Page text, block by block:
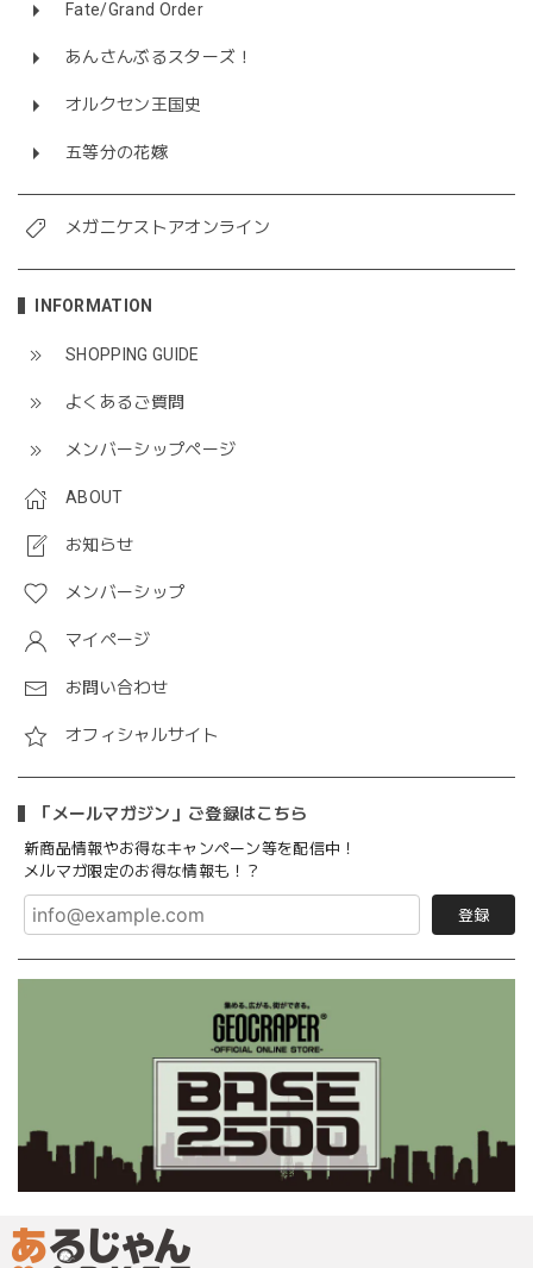
Fate/Grand Order
あんさんぶるスターズ！
オルクセン王国史
五等分の花嫁
メガニケストアオンライン
INFORMATION
SHOPPING GUIDE
よくあるご質問
メンバーシップページ
ABOUT
お知らせ
メンバーシップ
マイページ
お問い合わせ
オフィシャルサイト
「メールマガジン」ご登録はこちら
新商品情報やお得なキャンペーン等を配信中！
メルマガ限定のお得な情報も！？
登録